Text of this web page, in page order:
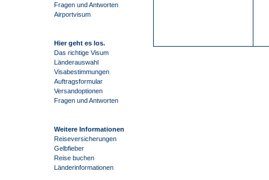
Fragen und Antworten
Airportvisum
Hier geht es los.
Das richtige Visum
Länderauswahl
Visabestimmungen
Auftragsformular
Versandoptionen
Fragen und Antworten
Weitere Informationen
Reiseversicherungen
Gelbfieber
Reise buchen
Länderinformationen